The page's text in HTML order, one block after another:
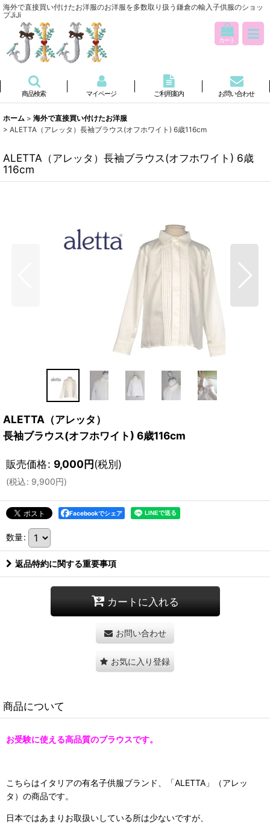
海外で直接買い付けたお洋服のお洋服を多数取り扱う鎌倉の輸入子供服のショッ
プJiJi
カート
商品検索 マイページ ご利用案内 お問い合わせ
ホーム > 海外で直接買い付けたお洋服
> ALETTA（アレッタ）長袖ブラウス(オフホワイト) 6歳116cm
ALETTA（アレッタ）長袖ブラウス(オフホワイト) 6歳
116cm
ALETTA（アレッタ）
長袖ブラウス(オフホワイト) 6歳116cm
販売価格: 9,000円(税別)
(税込: 9,900円)
Facebookでシェア
数量:
返品特約に関する重要事項
カートに入れる
お問い合わせ
お気に入り登録
商品について
お受験に使える高品質のブラウスです。
こちらはイタリアの有名子供服ブランド、「ALETTA」（アレッ
タ）の商品です。
日本ではあまりお取扱いしている所は少ないですが、